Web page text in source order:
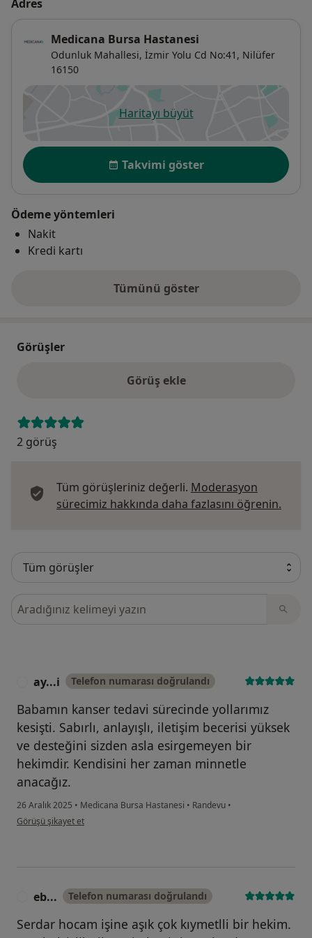
Adres
Medicana Bursa Hastanesi
Odunluk Mahallesi, İzmir Yolu Cd No:41, Nilüfer
16150
Haritayı büyütyeni bir sekmede açılır
Uygunluk
Takvimi göster
Ödeme yöntemleri
Nakit
Kredi kartı
Tümünü göster
adres hakkında
Görüşler
Görüş ekle
2 görüş
Tüm görüşleriniz değerli. Moderasyon
sürecimiz hakkında daha fazlasını öğrenin.
Görüşler içerisinde ara
ay...i Telefon numarası doğrulandı
Babamın kanser tedavi sürecinde yollarımız
kesişti. Sabırlı, anlayışlı, iletişim becerisi yüksek
ve desteğini sizden asla esirgemeyen bir
hekimdir. Kendisini her zaman minnetle
anacağız.
26 Aralık 2025 • Medicana Bursa Hastanesi • Randevu •
kullanıcının görüşüne göre ay...i
Görüşü şikayet et
eb... Telefon numarası doğrulandı
Serdar hocam işine aşık çok kıymetlli bir hekim.